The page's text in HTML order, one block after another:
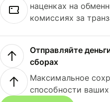
наценках на
комиссиях за
Отправляйте
сборах
Максимальное
способности